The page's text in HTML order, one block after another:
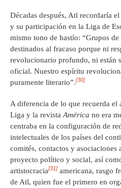
Décadas después, Atl recordaría
y su participación en la Liga de
mismo tono de hastío: “Grupos de
destinados al fracaso porque ni
revolucionario profundo, ni están
oficial. Nuestro espíritu
puramente literario”.[30]
A diferencia de lo que recuerda el
Liga y la revista América no era
centraba en la configuración de
intelectuales de los países del
comités, contactos y asociaciones
proyecto político y social, así
artistocracia[31] americana, rasgo
de Atl, quien fue el primero en